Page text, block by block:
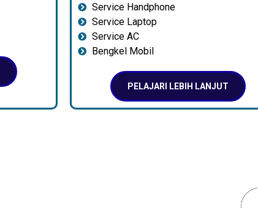
Service Handphone
Service Laptop
Service AC
Bengkel Mobil
PELAJARI LEBIH LANJUT